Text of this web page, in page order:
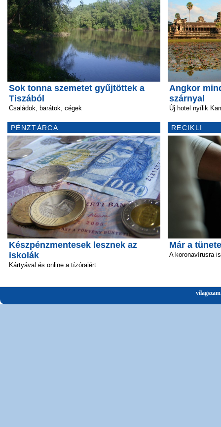
Sok tonna szemetet gyűjtöttek a
Tiszából
Családok, barátok, cégek
PÉNZTÁRCA
Készpénzmentesek lesznek az
iskolák
Kártyával és online a tízóraiért
Angkor
szárnyal
Új hotel nyílik
RECIKLI
Már a
A koronavírusra